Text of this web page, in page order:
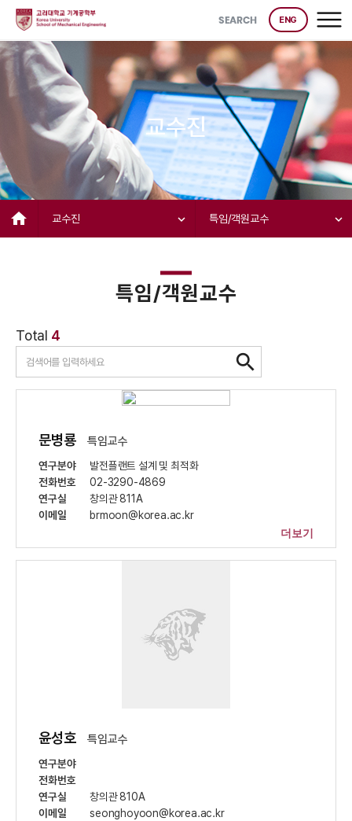
SEARCH ENG
교수진
home 교수진 expand_more 특임/객원교수 expand_more
특임/객원교수
Total 4
문병룡 특임교수
연구분야
발전플랜트 설계 및 최적화
전화번호
02-3290-4869
연구실
창의관 811A
이메일
brmoon@korea.ac.kr
더보기
윤성호 특임교수
연구분야
전화번호
연구실
창의관 810A
이메일
seonghoyoon@korea.ac.kr